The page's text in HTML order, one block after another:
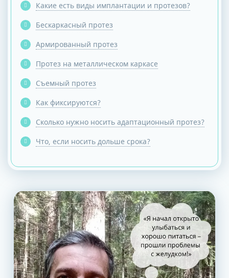
Какие есть виды имплантации и протезов?
Бескаркасный протез
Армированный протез
Протез на металлическом каркасе
Съемный протез
Как фиксируются?
Сколько нужно носить адаптационный протез?
Что, если носить дольше срока?